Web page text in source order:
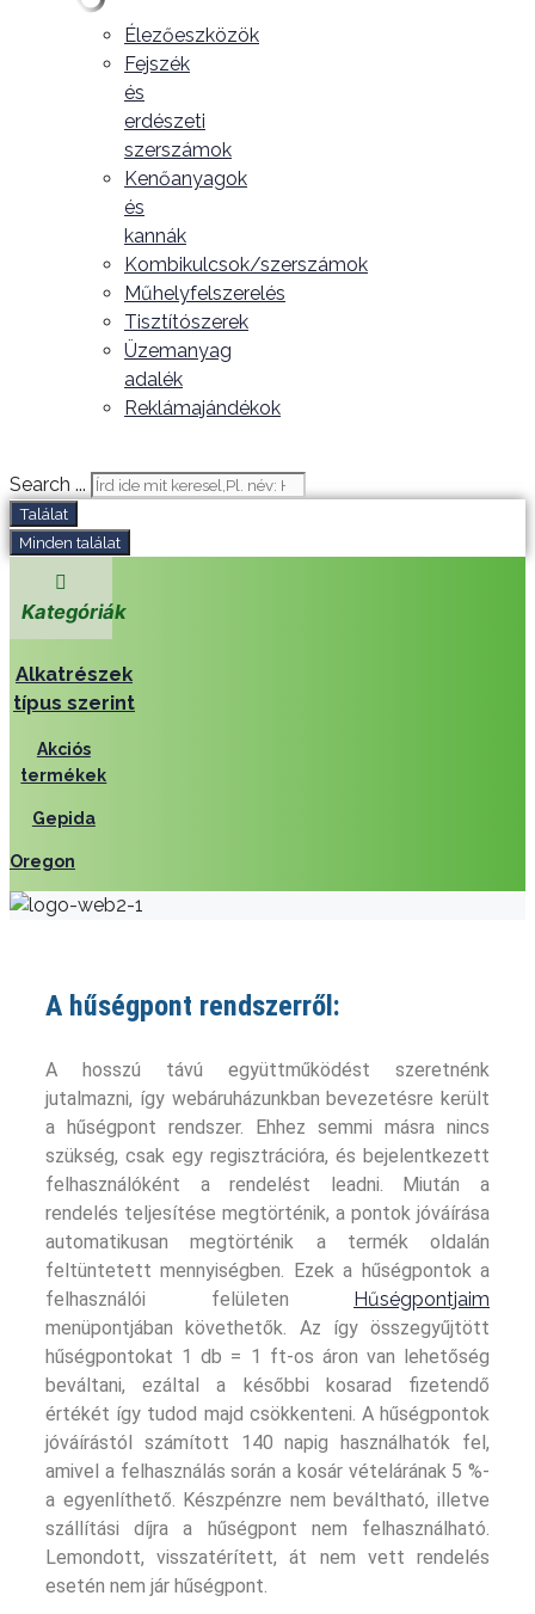
Élezőeszközök
Fejszék
és
erdészeti
szerszámok
Kenőanyagok
és
kannák
Kombikulcsok/szerszámok
Műhelyfelszerelés
Tisztítószerek
Üzemanyag
adalék
Reklámajándékok
Search ...
Találat
Minden találat
Kategóriák
Alkatrészek
típus szerint
Akciós
termékek
Gepida
Oregon
A hűségpont rendszerről:
A hosszú távú együttműködést szeretnénk
jutalmazni, így webáruházunkban bevezetésre került
a hűségpont rendszer. Ehhez semmi másra nincs
szükség, csak egy regisztrációra, és bejelentkezett
felhasználóként a rendelést leadni. Miután a
rendelés teljesítése megtörténik, a pontok jóváírása
automatikusan megtörténik a termék oldalán
feltüntetett mennyiségben. Ezek a hűségpontok a
felhasználói felületen Hűségpontjaim
menüpontjában követhetők. Az így összegyűjtött
hűségpontokat 1 db = 1 ft-os áron van lehetőség
beváltani, ezáltal a későbbi kosarad fizetendő
értékét így tudod majd csökkenteni. A hűségpontok
jóváírástól számított 140 napig használhatók fel,
amivel a felhasználás során a kosár vételárának 5 %-
a egyenlíthető. Készpénzre nem beváltható, illetve
szállítási díjra a hűségpont nem felhasználható.
Lemondott, visszatérített, át nem vett rendelés
esetén nem jár hűségpont.